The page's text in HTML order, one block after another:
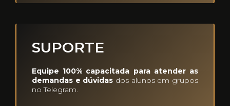
SUPORTE
Equipe 100% capacitada para atender as
demandas e dúvidas dos alunos em grupos
no Telegram.